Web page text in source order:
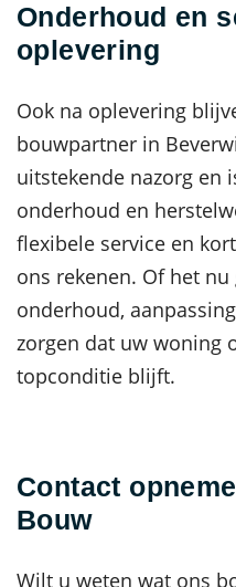
Onderhoud en
oplevering
Ook na oplevering
bouwpartner in
uitstekende nazorg en
onderhoud en
flexibele service en
ons rekenen. Of het
onderhoud,
zorgen dat uw woning
topconditie blijft.
Contact
Bouw
Wilt u weten wat ons